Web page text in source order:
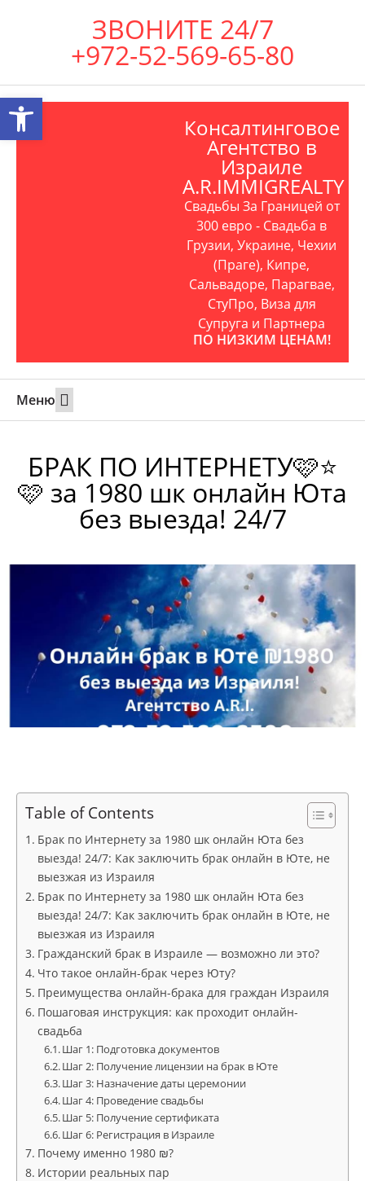
ЗВОНИТЕ 24/7
+972-52-569-65-80
Консалтинговое
Агентство в
Израиле
A.R.IMMIGREALTY
Свадьбы За Границей от
300 евро - Свадьба в
Грузии, Украине, Чехии
(Праге), Кипре,
Сальвадоре, Парагвае,
СтуПро, Виза для
Супруга и Партнера
ПО НИЗКИМ ЦЕНАМ!
Меню
БРАК ПО ИНТЕРНЕТУ🩷⭐
🩷 за 1980 шк онлайн Юта
без выезда! 24/7
Table of Contents
Брак по Интернету за 1980 шк онлайн Юта без
выезда! 24/7: Как заключить брак онлайн в Юте, не
выезжая из Израиля
Брак по Интернету за 1980 шк онлайн Юта без
выезда! 24/7: Как заключить брак онлайн в Юте, не
выезжая из Израиля
Гражданский брак в Израиле — возможно ли это?
Что такое онлайн-брак через Юту?
Преимущества онлайн-брака для граждан Израиля
Пошаговая инструкция: как проходит онлайн-
свадьба
Шаг 1: Подготовка документов
Шаг 2: Получение лицензии на брак в Юте
Шаг 3: Назначение даты церемонии
Шаг 4: Проведение свадьбы
Шаг 5: Получение сертификата
Шаг 6: Регистрация в Израиле
Почему именно 1980 ₪?
Истории реальных пар
Открыть панель инструментов